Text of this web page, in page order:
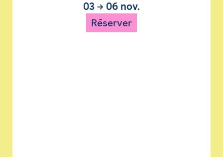
03 → 06 nov.
Réserver